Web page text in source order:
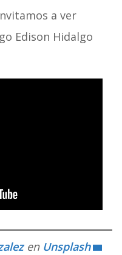
a ver
Edison Hidalgo
en Unsplash